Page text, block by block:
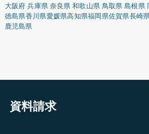
大阪府 兵庫県 奈良県 和歌山県 鳥取県 島根県
徳島県香川県愛媛県高知県福岡県佐賀県長崎県
鹿児島県
資料請求